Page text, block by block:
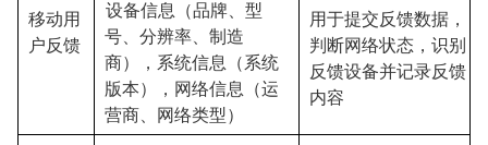
移动用
户反馈
设备信息（品牌、型
号、分辨率、制造
商）， 系统信息（系统
版本）， 网络信息（运
营商 、网络类型）
用于提交反馈数据，
判断网络状态，识别
反馈设备并记录反馈
内容